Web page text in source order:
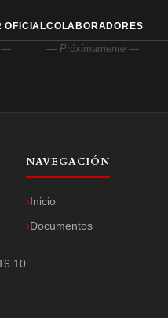
OFICIAL
—
COLABORADORES
— Próximamente —
10
NAVEGACIÓN
Inicio
Documentos